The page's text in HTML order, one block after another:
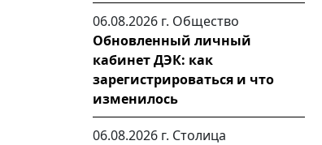
06.08.2026 г. Общество
Обновленный личный
кабинет ДЭК: как
зарегистрироваться и что
изменилось
06.08.2026 г. Столица